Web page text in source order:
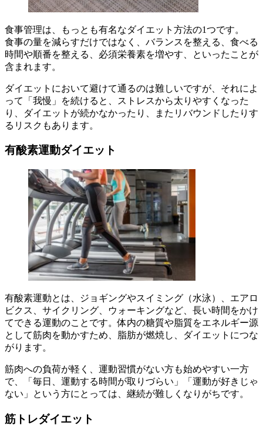
食事管理は、もっとも有名なダイエット方法の1つです。
食事の量を減らすだけではなく、バランスを整える、食べる
時間や順番を整える、必須栄養素を増やす、といったことが
含まれます。
ダイエットにおいて避けて通るのは難しいですが、それによ
って「我慢」を続けると、ストレスから太りやすくなった
り、ダイエットが続かなかったり、またリバウンドしたりす
るリスクもあります。
有酸素運動ダイエット
有酸素運動とは、ジョギングやスイミング（水泳）、エアロ
ビクス、サイクリング、ウォーキングなど、長い時間をかけ
てできる運動のことです。体内の糖質や脂質をエネルギー源
として筋肉を動かすため、脂肪が燃焼し、ダイエットにつな
がります。
筋肉への負荷が軽く、運動習慣がない方も始めやすい一方
で、「毎日、運動する時間が取りづらい」「運動が好きじゃ
ない」という方にとっては、継続が難しくなりがちです。
筋トレダイエット